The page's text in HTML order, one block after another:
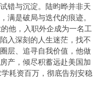
错与沉淀。陆昀晔并非天
满是破局与迭代的痕迹。
他，入职外企成为一名工
入深刻的人生迷茫，找不
层、追寻自我价值，他做
产，倾尽积蓄远赴美国加
耗资百万，彻底告别安稳